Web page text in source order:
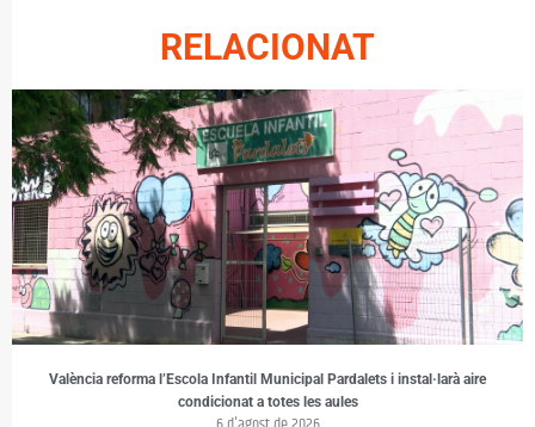
RELACIONAT
València reforma l’Escola Infantil Municipal Pardalets i instal·larà aire
condicionat a totes les aules